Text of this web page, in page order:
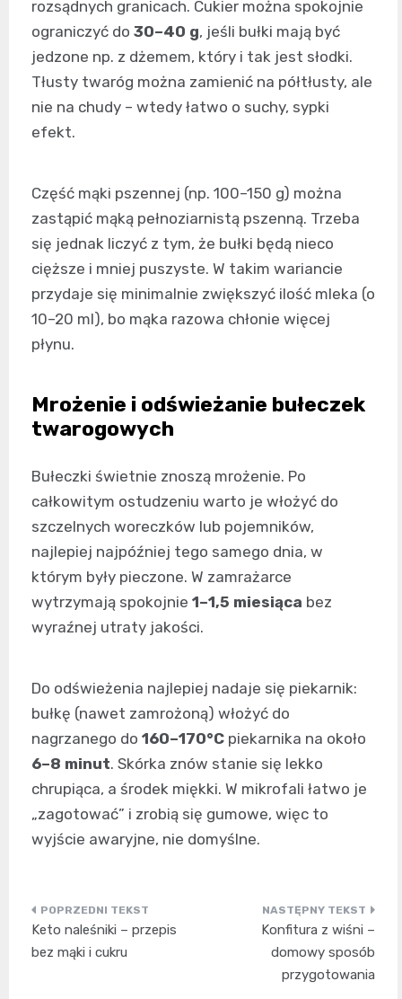
rozsądnych granicach. Cukier można spokojnie
ograniczyć do 30–40 g, jeśli bułki mają być
jedzone np. z dżemem, który i tak jest słodki.
Tłusty twaróg można zamienić na półtłusty, ale
nie na chudy – wtedy łatwo o suchy, sypki
efekt.
Część mąki pszennej (np. 100–150 g) można
zastąpić mąką pełnoziarnistą pszenną. Trzeba
się jednak liczyć z tym, że bułki będą nieco
cięższe i mniej puszyste. W takim wariancie
przydaje się minimalnie zwiększyć ilość mleka (o
10–20 ml), bo mąka razowa chłonie więcej
płynu.
Mrożenie i odświeżanie bułeczek
twarogowych
Bułeczki świetnie znoszą mrożenie. Po
całkowitym ostudzeniu warto je włożyć do
szczelnych woreczków lub pojemników,
najlepiej najpóźniej tego samego dnia, w
którym były pieczone. W zamrażarce
wytrzymają spokojnie 1–1,5 miesiąca bez
wyraźnej utraty jakości.
Do odświeżenia najlepiej nadaje się piekarnik:
bułkę (nawet zamrożoną) włożyć do
nagrzanego do 160–170°C piekarnika na około
6–8 minut. Skórka znów stanie się lekko
chrupiąca, a środek miękki. W mikrofali łatwo je
„zagotować” i zrobią się gumowe, więc to
wyjście awaryjne, nie domyślne.
Nawigacja
wpisu
Keto naleśniki – przepis
bez mąki i cukru
Konfitura z wiśni –
domowy sposób
przygotowania